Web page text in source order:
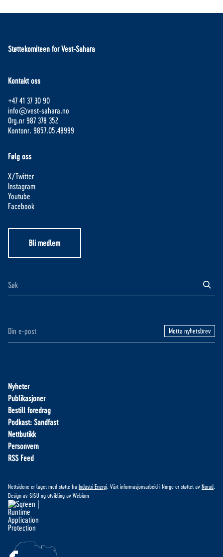
Støttekomiteen for Vest-Sahara
Kontakt oss
+47 41 37 30 90
info@vest-sahara.no
Org.nr 987 378 352
Kontonr. 9857.05.48999
Følg oss
X/Twitter
Instagram
Youtube
Facebook
Bli medlem
Motta nyhetsbrev
Nyheter
Publikasjoner
Bestill foredrag
Podkast: Sandfast
Nettbutikk
Personvern
RSS Feed
Nettsidene er laget med støtte fra Industri Energi . Vårt informasjonsarbeid i Norge er støttet av Norad
Design av SISU og utvikling av Webium